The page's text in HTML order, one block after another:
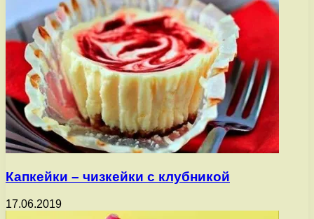
Капкейки – чизкейки с клубникой
17.06.2019